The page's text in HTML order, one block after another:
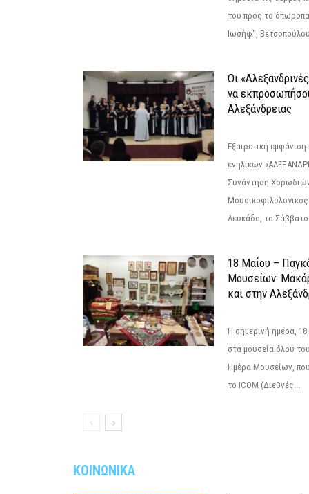
του προς το
Ιωσήφ",
Οι
να
Αλεξάνδρειας
Εξαιρετική
ενηλίκων
Συνάντηση
Λευκάδα, το
18 Μαΐου –
Μουσείων:
και στην
Η σημερινή ημέρα,
στα μουσεία όλου
Ημέρα Μουσείων,
το ICOM (Διεθνές...
ΚΟΙΝΩΝΙΚΑ